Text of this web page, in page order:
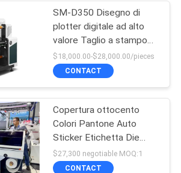
SM-D350 Disegno di
plotter digitale ad alto
valore Taglio a stampo
per taglio di etichette
$18,000.00-$28,000.00/pieces
CONTACT
Copertura ottocento
Colori Pantone Auto
Sticker Etichetta Die
Cutter
$27,300 negotiable MOQ:1
CONTACT